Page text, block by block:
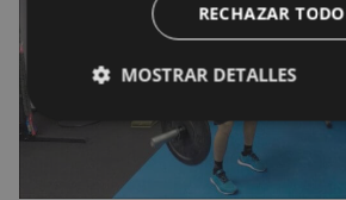
RECHAZAR TODO
MOSTRAR DETALLES